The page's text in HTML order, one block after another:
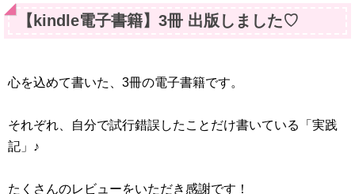
【kindle電子書籍】3冊 出版しました♡
心を込めて書いた、3冊の電子書籍です。
それぞれ、自分で試行錯誤したことだけ書いている「実践
記」♪
たくさんのレビューをいただき感謝です！